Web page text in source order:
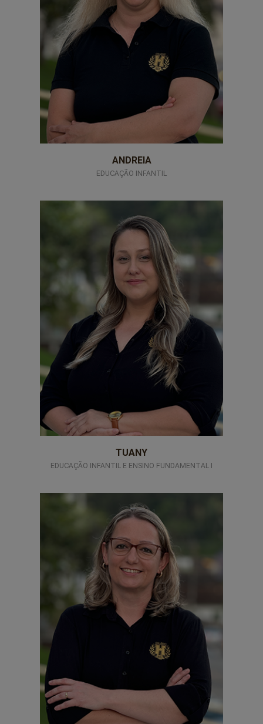
Professores-3
ANDREIA
EDUCAÇÃO INFANTIL
Educação Infantil e Projeto Contraturno
TUANY
EDUCAÇÃO INFANTIL E ENSINO FUNDAMENTAL I